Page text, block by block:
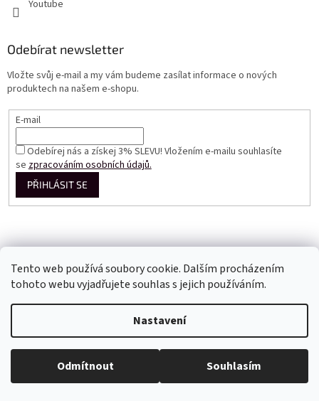
Tento web používá soubory cookie. Dalším procházením
tohoto webu vyjadřujete souhlas s jejich používáním.
Nastavení
Odmítnout Souhlasím
Youtube
Odebírat newsletter
Vložte svůj e-mail a my vám budeme zasílat informace o nových
produktech na našem e-shopu.
E-mail
Odebírej nás a získej 3% SLEVU! Vložením e-mailu souhlasíte
sezpracováním osobních údajů.
PŘIHLÁSIT SE
Copyright 2026Perfect Dress EU. Všechna práva vyhrazena.
Upravit nastavení cookies